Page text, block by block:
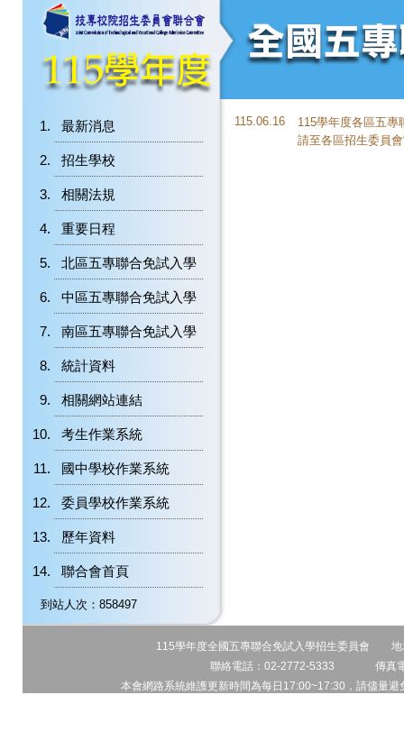
最新消息
招生學校
相關法規
重要日程
北區五專聯合免試入學
中區五專聯合免試入學
南區五專聯合免試入學
統計資料
相關網站連結
考生作業系統
國中學校作業系統
委員學校作業系統
歷年資料
聯合會首頁
到站人次：858497
115.06.16
115學年度各區五專
請至各區招生委員
115學年度全國五專聯合免試入學招生委員會 地
聯絡電話：02-2772-5333 傳真
本會網路系統維護更新時間為每日17:00~17:30，請儘量